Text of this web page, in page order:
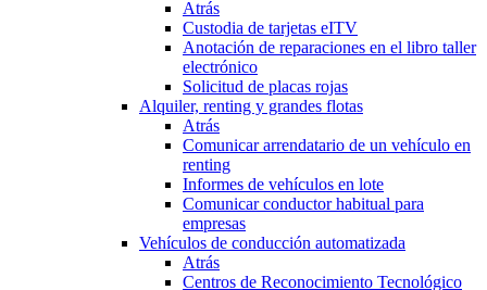
Atrás
Custodia de tarjetas eITV
Anotación de reparaciones en el libro taller
electrónico
Solicitud de placas rojas
Alquiler, renting y grandes flotas
Atrás
Comunicar arrendatario de un vehículo en
renting
Informes de vehículos en lote
Comunicar conductor habitual para
empresas
Vehículos de conducción automatizada
Atrás
Centros de Reconocimiento Tecnológico